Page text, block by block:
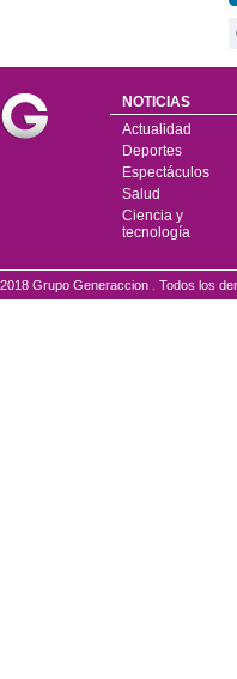
NOTICIAS
Actualidad
Deportes
Espectáculos
Salud
Ciencia y
tecnología
2018 Grupo Generaccion . Todos los